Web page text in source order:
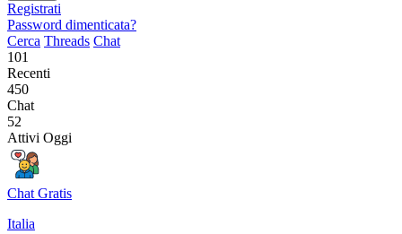
Registrati
Password dimenticata?
Cerca Threads Chat
101
Recenti
450
Chat
52
Attivi Oggi
Chat Gratis
Italia